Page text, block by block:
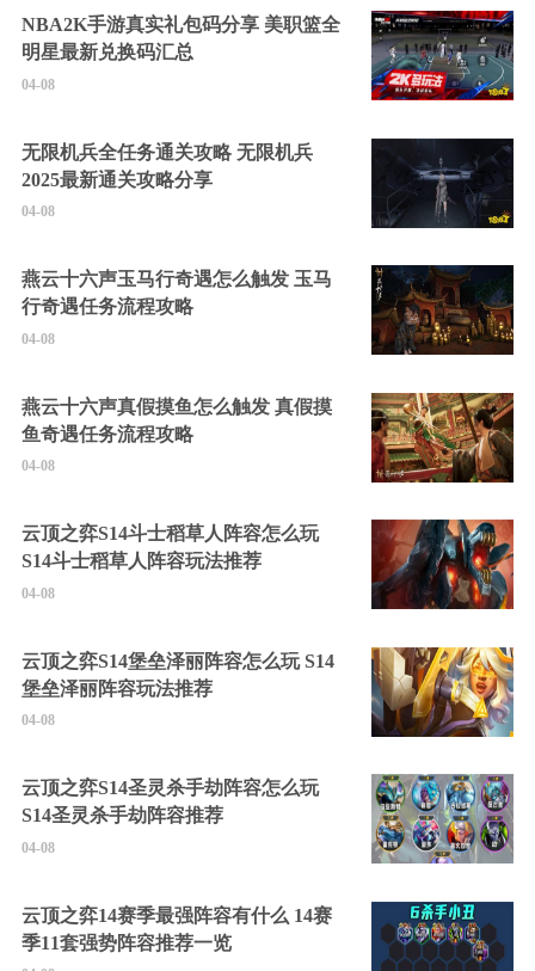
NBA2K手游真实礼包码分享 美职篮全
明星最新兑换码汇总
04-08
无限机兵全任务通关攻略 无限机兵
2025最新通关攻略分享
04-08
燕云十六声玉马行奇遇怎么触发 玉马
行奇遇任务流程攻略
04-08
燕云十六声真假摸鱼怎么触发 真假摸
鱼奇遇任务流程攻略
04-08
云顶之弈S14斗士稻草人阵容怎么玩
S14斗士稻草人阵容玩法推荐
04-08
云顶之弈S14堡垒泽丽阵容怎么玩 S14
堡垒泽丽阵容玩法推荐
04-08
云顶之弈S14圣灵杀手劫阵容怎么玩
S14圣灵杀手劫阵容推荐
04-08
云顶之弈14赛季最强阵容有什么 14赛
季11套强势阵容推荐一览